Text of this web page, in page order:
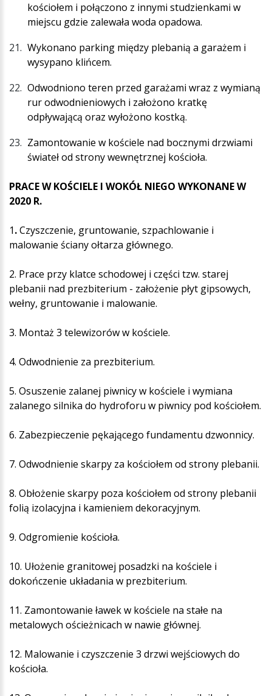
kościołem i połączono z innymi studzienkami w
miejscu gdzie zalewała woda opadowa.
Wykonano parking między plebanią a garażem i
wysypano klińcem.
Odwodniono teren przed garażami wraz z wymianą
rur odwodnieniowych i założono kratkę
odpływającą oraz wyłożono kostką.
Zamontowanie w kościele nad bocznymi drzwiami
świateł od strony wewnętrznej kościoła.
PRACE W KOŚCIELE I WOKÓŁ NIEGO WYKONANE W
2020 R.
1.Czyszczenie, gruntowanie, szpachlowanie i
malowanie ściany ołtarza głównego.
2. Prace przy klatce schodowej i części tzw. starej
plebanii nad prezbiterium - założenie płyt gipsowych,
wełny, gruntowanie i malowanie.
3. Montaż 3 telewizorów w kościele.
4. Odwodnienie za prezbiterium.
5. Osuszenie zalanej piwnicy w kościele i wymiana
zalanego silnika do hydroforu w piwnicy pod kościołem.
6. Zabezpieczenie pękającego fundamentu dzwonnicy.
7. Odwodnienie skarpy za kościołem od strony plebanii.
8. Obłożenie skarpy poza kościołem od strony plebanii
folią izolacyjna i kamieniem dekoracyjnym.
9. Odgromienie kościoła.
10. Ułożenie granitowej posadzki na kościele i
dokończenie układania w prezbiterium.
11. Zamontowanie ławek w kościele na stałe na
metalowych ościeżnicach w nawie głównej.
12. Malowanie i czyszczenie 3 drzwi wejściowych do
kościoła.